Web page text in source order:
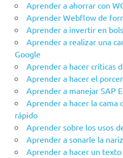
Aprender a ahorrar con
Aprender Webflow de
Aprender a invertir en
Aprender a realizar una
Google
Aprender a hacer críticas
Aprender a hacer el
Aprender a manejar SAP
Aprender a hacer la cama
rápido
Aprender sobre los usos
Aprender a sonarle la
Aprender a hacer un